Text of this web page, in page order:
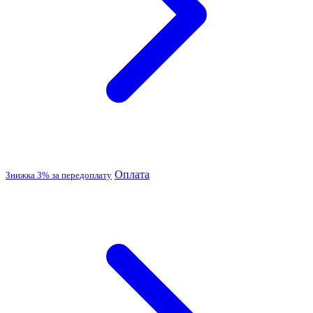
Знижка 3% за передоплату Оплата